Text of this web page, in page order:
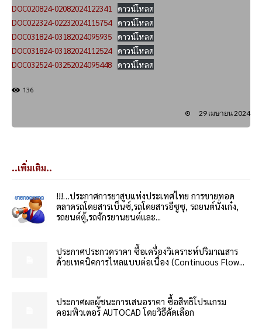
DOC020824-02082024122341
ดาวน์โหลด
DOC022324-02232024115754
ดาวน์โหลด
DOC031824-03182024095935
ดาวน์โหลด
DOC031824-03182024112524
ดาวน์โหลด
DOC032524-03252024095448
ดาวน์โหลด
136
29 เมษายน 2024
..เพิ่มเติม..
!!!…ประกาศการยาสูบแห่งประเทศไทย การขายทอด
ตลาดรถโดยสารเบ็นซ์,รถโดยสารอีซูซุ, รถยนต์นั่งเก๋ง,
รถยนต์ตู้,รถจักรยานยนต์และ...
ประกาศประกวดราคา ซื้อเครื่องวิเคราะห์ปริมาณสาร
ด้วยเทคนิคการไหลแบบต่อเนื่อง (Continuous Flow...
ประกาศผลผู้ชนะการเสนอราคา ซื้อสิทธิโปรแกรม
คอมพิวเตอร์ AUTOCAD โดยวิธีคัดเลือก